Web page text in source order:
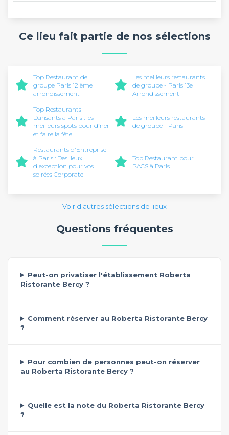
Ce lieu fait partie de nos sélections
Top Restaurant de
groupe Paris 12 ème
arrondissement
Les meilleurs restaurants
de groupe - Paris 13e
Arrondissement
Top Restaurants
Dansants à Paris : les
meilleurs spots pour dîner
et faire la fête
Les meilleurs restaurants
de groupe - Paris
Restaurants d'Entreprise
à Paris : Des lieux
d'exception pour vos
soirées Corporate
Top Restaurant pour
PACS à Paris
Voir d'autres sélections de lieux
Questions fréquentes
Peut-on privatiser l'établissement Roberta
Ristorante Bercy ?
Comment réserver au Roberta Ristorante Bercy
?
Pour combien de personnes peut-on réserver
au Roberta Ristorante Bercy ?
Quelle est la note du Roberta Ristorante Bercy
?